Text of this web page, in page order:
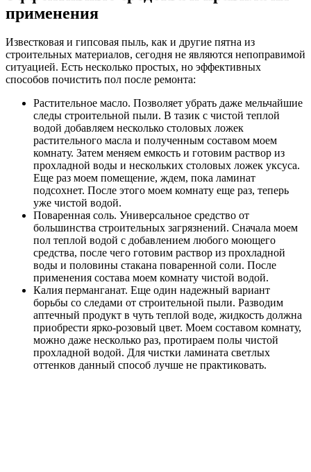
применения
Известковая и гипсовая пыль, как и другие пятна из
строительных материалов, сегодня не являются непоправимой
ситуацией. Есть несколько простых, но эффективных
способов почистить пол после ремонта:
Растительное масло. Позволяет убрать даже мельчайшие
следы строительной пыли. В тазик с чистой теплой
водой добавляем несколько столовых ложек
растительного масла и полученным составом моем
комнату. Затем меняем емкость и готовим раствор из
прохладной воды и нескольких столовых ложек уксуса.
Еще раз моем помещение, ждем, пока ламинат
подсохнет. После этого моем комнату еще раз, теперь
уже чистой водой.
Поваренная соль. Универсальное средство от
большинства строительных загрязнений. Сначала моем
пол теплой водой с добавлением любого моющего
средства, после чего готовим раствор из прохладной
воды и половины стакана поваренной соли. После
применения состава моем комнату чистой водой.
Калия перманганат. Еще один надежный вариант
борьбы со следами от строительной пыли. Разводим
аптечный продукт в чуть теплой воде, жидкость должна
приобрести ярко-розовый цвет. Моем составом комнату,
можно даже несколько раз, протираем полы чистой
прохладной водой. Для чистки ламината светлых
оттенков данный способ лучше не практиковать.